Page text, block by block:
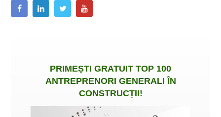
PRIMEȘTI GRATUIT TOP 100
ANTREPRENORI GENERALI ÎN
CONSTRUCȚII!